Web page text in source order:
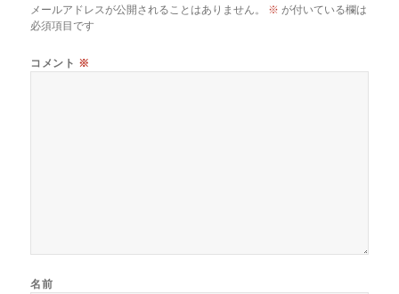
メールアドレスが公開されることはありません。 ※ が付いている欄は
必須項目です
コメント ※
名前